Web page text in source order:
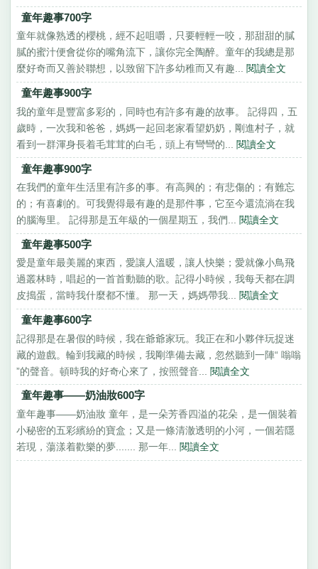
童年趣事700字
童年就像熟透的櫻桃，經不起咀嚼，只要輕輕一咬，那甜甜的膩
膩的蜜汁便會從你的嘴角流下，讓你完全陶醉。童年的我總是那
麼好奇而又善於聯想，以致留下許多幼稚而又有趣... 閱讀全文
童年趣事900字
我的童年是豐富多彩的，同時也有許多有趣的故事。 記得四，五
歲時，一次我和爸爸，媽媽一起回老家看望奶奶，剛進村子，就
看到一群渾身長着毛茸茸的白毛，頭上有彎彎的... 閱讀全文
童年趣事900字
在我們的童年生活里有許多的事。有高興的；有悲傷的；有難忘
的；有喜劇的。可我覺得最有趣的是那件事，它至今還流淌在我
的腦海里。 記得那是五年級的一個星期五，我們... 閱讀全文
童年趣事500字
愛是童年最美麗的東西，愛讓人溫暖，讓人快樂；愛就像小鳥飛
過叢林時，唱起的一首首動聽的歌。記得小時候，我每天都在調
皮搗蛋，當時我什麼都不懂。 那一天，媽媽帶我... 閱讀全文
童年趣事600字
記得那是在暑假的時候，我在爺爺家玩。我正在和小夥伴玩捉迷
藏的遊戲。輪到我藏的時候，我剛準備去藏，忽然聽到一陣“ 嗡嗡
”的聲音。頓時我的好奇心來了，按照聲音... 閱讀全文
童年趣事——奶油妝600字
童年趣事——奶油妝 童年，是一朵芳香四溢的花朵，是一個裝着
小秘密的五彩繽紛的寶盒；又是一條清澈透明的小河，一個若隱
若現，蕩漾着歡樂的夢....... 那一年... 閱讀全文